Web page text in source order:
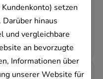
setzen
hinaus
und vergleichbare
an bevorzugte
Informationen über
unserer Website für